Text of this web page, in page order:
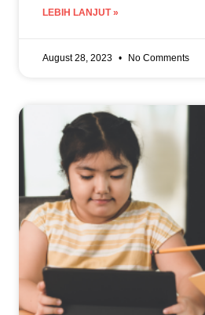
LEBIH LANJUT »
August 28, 2023 No Comments